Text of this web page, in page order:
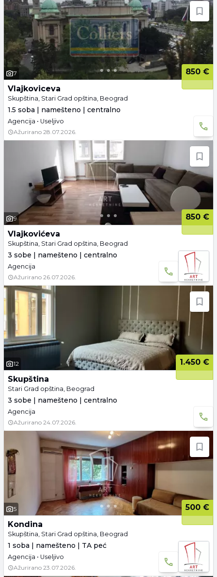
7
850 €
Vlajkoviceva
Skupština, Stari Grad opština, Beograd
1.5 soba | namešteno | centralno
Agencija • Useljivo
Ažurirano 28.07.2026.
9
850 €
Vlajkovićeva
Skupština, Stari Grad opština, Beograd
3 sobe | namešteno | centralno
Agencija
Ažurirano 26.07.2026.
12
1.450 €
Skupština
Stari Grad opština, Beograd
3 sobe | namešteno | centralno
Agencija
Ažurirano 24.07.2026.
5
500 €
Kondina
Skupština, Stari Grad opština, Beograd
1 soba | namešteno | TA peć
Agencija • Useljivo
Ažurirano 23.07.2026.